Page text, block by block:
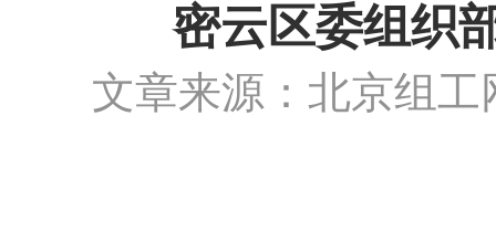
密云区委组织
文章来源：北京